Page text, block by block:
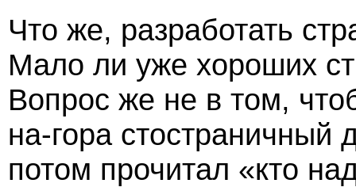
Что же, разработать
Мало ли уже хороших
Вопрос же не в том,
на-гора стостраничный
потом прочитал «кто